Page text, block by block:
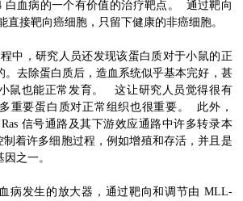
白血病的一个有价值的治疗靶点。 通过靶向
直接靶向癌细胞，只留下健康的非癌细胞。
中，研究人员还发现该蛋白质对于小鼠的正
。去除蛋白质后，造血系统似乎基本完好，甚
鼠也能正常发育。 这让研究人员觉得很有
重要蛋白质对正常组织也很重要。 此外，
信号通路及其下游效应通路中许多转录本
着许多细胞过程，例如增殖和存活，并且是
之一。
病发生的放大器，通过靶向和调节由 MLL-